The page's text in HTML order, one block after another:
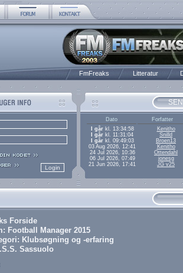
FmFreaks Litteratur
Dato
Forfatter
I gårkl. 13:34:58
Kenitho
I går kl. 11:31:04
Snilld
I gårkl. 09:49:03
Broen13
03 Aug 2026, 12:41
Kenitho
24 Jul 2026, 10:36
Ottendahl
06 Jul 2026, 07:49
jonesg
21 Jun 2026, 17:41
JG v25
Forside
Football Manager 2015
Klubsøgning og -erfaring
Sassuolo